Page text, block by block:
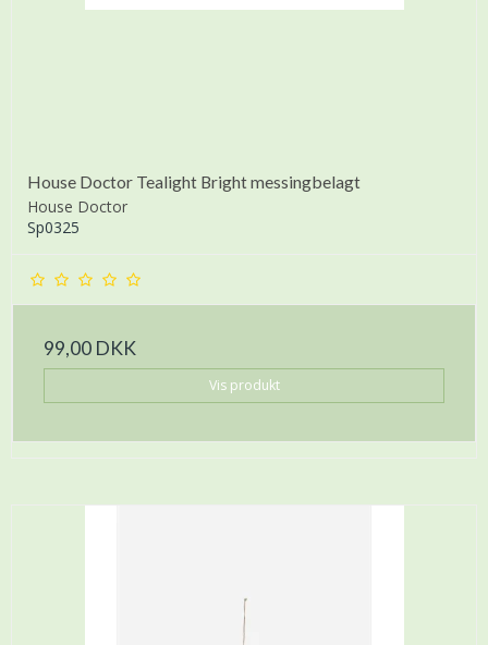
House Doctor Tealight Bright messingbelagt
House Doctor
Sp0325
99,00 DKK
Vis produkt